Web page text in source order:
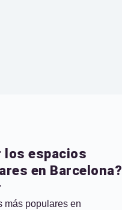
los espacios
en Barcelona?
más populares en